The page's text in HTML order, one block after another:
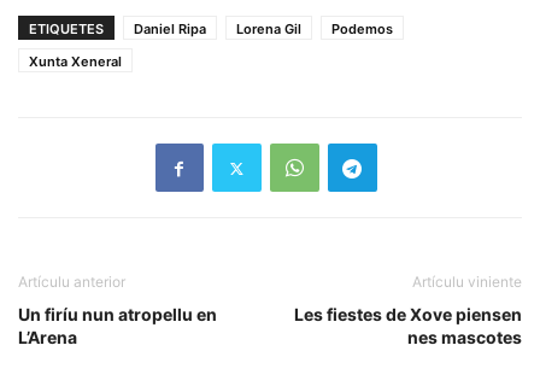
ETIQUETES Daniel Ripa Lorena Gil
Podemos
Xunta Xeneral
Artículu anterior
Un firíu nun atropellu en
L’Arena
Artículu viniente
Les fiestes de Xove piensen
nes mascotes